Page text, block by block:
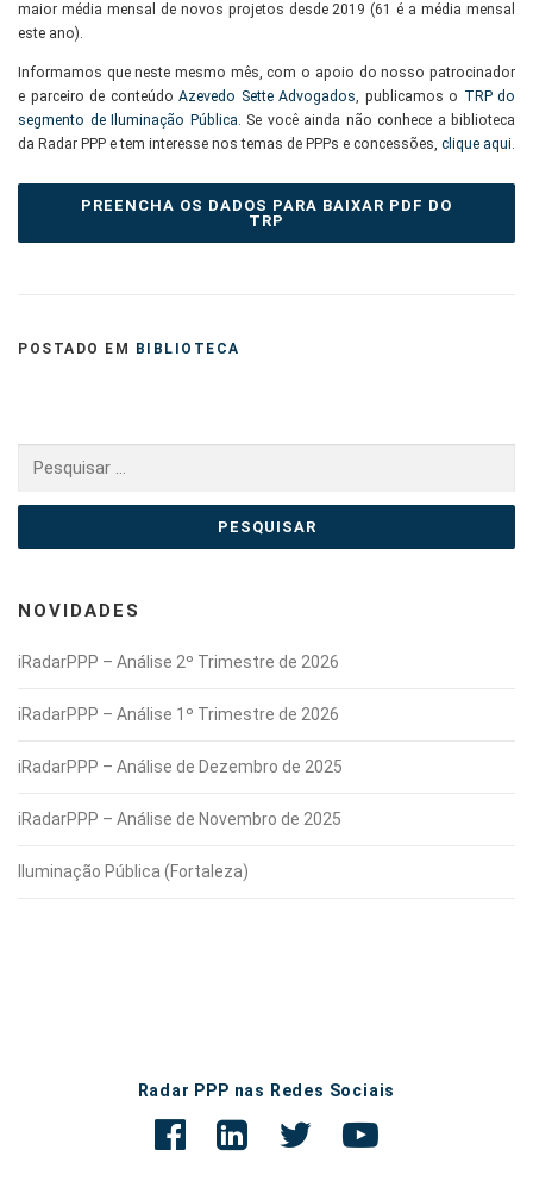
maior média mensal de novos projetos desde 2019 (61 é a média mensal
este ano).
Informamos que neste mesmo mês, com o apoio do nosso patrocinador
e parceiro de conteúdo Azevedo Sette Advogados, publicamos o TRP do
segmento de Iluminação Pública. Se você ainda não conhece a biblioteca
da Radar PPP e tem interesse nos temas de PPPs e concessões, clique aqui.
PREENCHA OS DADOS PARA BAIXAR PDF DO
TRP
POSTADO EM BIBLIOTECA
por:
NOVIDADES
iRadarPPP – Análise 2º Trimestre de 2026
iRadarPPP – Análise 1º Trimestre de 2026
iRadarPPP – Análise de Dezembro de 2025
iRadarPPP – Análise de Novembro de 2025
Iluminação Pública (Fortaleza)
Radar PPP nas Redes Sociais